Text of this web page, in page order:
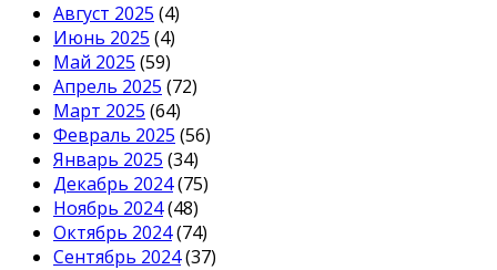
Август 2025 (4)
Июнь 2025 (4)
Май 2025 (59)
Апрель 2025 (72)
Март 2025 (64)
Февраль 2025 (56)
Январь 2025 (34)
Декабрь 2024(75)
Ноябрь 2024(48)
Октябрь 2024(74)
Сентябрь 2024(37)